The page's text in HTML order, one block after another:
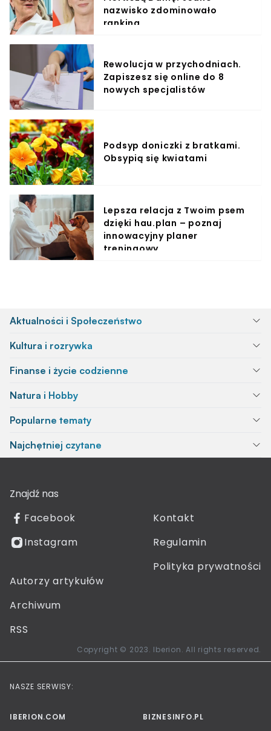
nazwisko zdominowało
ranking
Rewolucja w przychodniach.
Zapiszesz się online do 8
nowych specjalistów
Podsyp doniczki z bratkami.
Obsypią się kwiatami
Lepsza relacja z Twoim psem
dzięki hau.plan – poznaj
innowacyjny planer
treningowy
Aktualności i Społeczeństwo
Kultura i rozrywka
Finanse i życie codzienne
Natura i Hobby
Popularne tematy
Najchętniej czytane
Znajdź nas
Facebook
Instagram
Kontakt
Regulamin
Polityka prywatności
Autorzy artykułów
Archiwum
RSS
Copyright © 2023. Iberion. All rights reserved.
NASZE SERWISY:
IBERION.COM BIZNESINFO.PL